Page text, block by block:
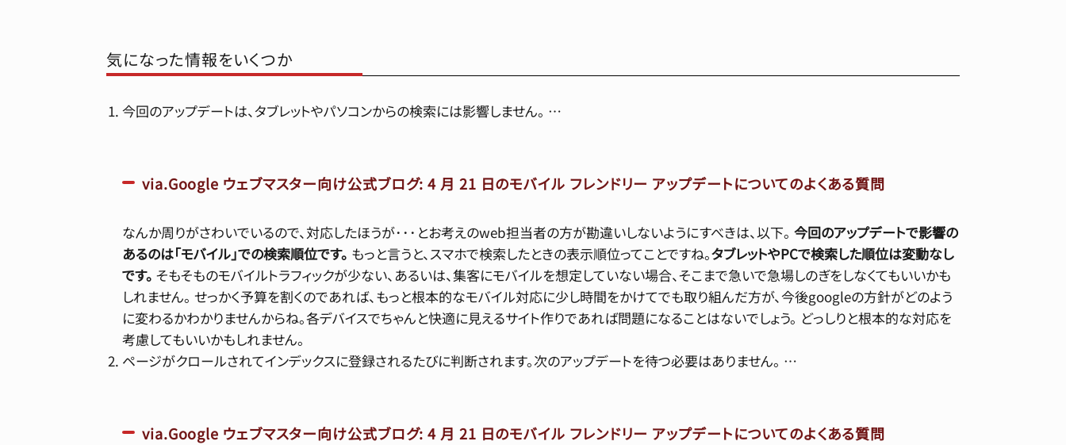
気になった情報をいくつか
今回のアップデートは、タブレットやパソコンからの検索には影響しません。 …
via.Google ウェブマスター向け公式ブログ: 4 月 21 日のモバイル フレンドリー アップデートについてのよくある質問
なんか周りがさわいでいるので、対応したほうが･･･とお考えのweb担当者の方が勘違いしないようにすべきは、以下。 今回のアップデートで影響の
あるのは「モバイル」での検索順位です。 もっと言うと、スマホで検索したときの表示順位ってことですね。タブレットやPCで検索した順位は変動なし
です。 そもそものモバイルトラフィックが少ない、あるいは、集客にモバイルを想定していない場合、そこまで急いで急場しのぎをしなくてもいいかも
しれません。 せっかく予算を割くのであれば、もっと根本的なモバイル対応に少し時間をかけてでも取り組んだ方が、今後googleの方針がどのよう
に変わるかわかりませんからね。各デバイスでちゃんと快適に見えるサイト作りであれば問題になることはないでしょう。 どっしりと根本的な対応を
考慮してもいいかもしれません。
ページがクロールされてインデックスに登録されるたびに判断されます。次のアップデートを待つ必要はありません。 …
via.Google ウェブマスター向け公式ブログ: 4 月 21 日のモバイル フレンドリー アップデートについてのよくある質問